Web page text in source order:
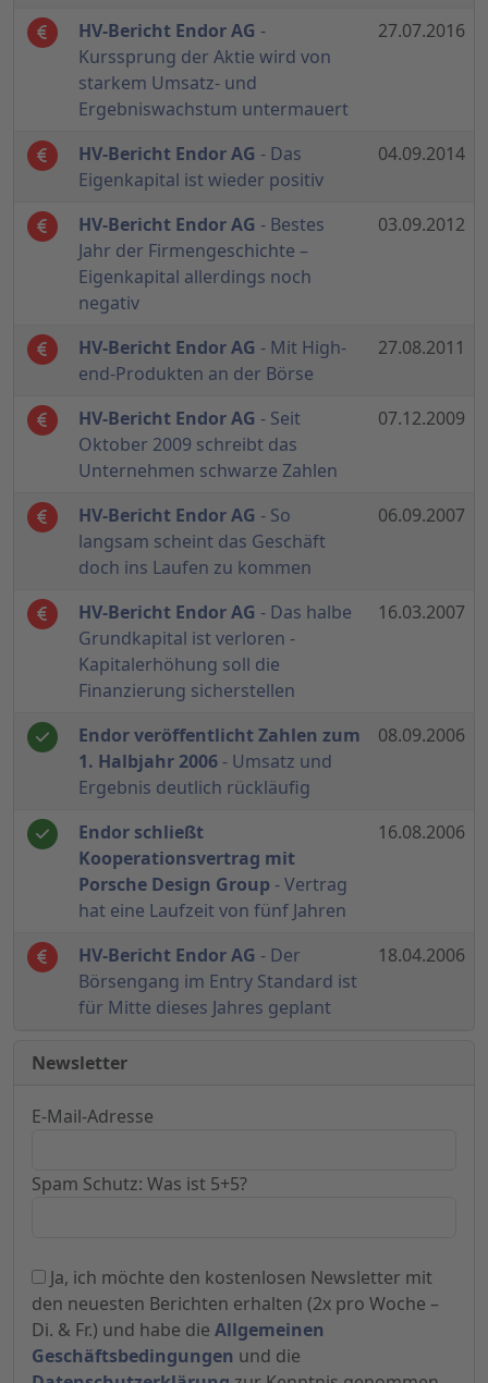
HV-Bericht Endor AG -
Kurssprung der Aktie wird von
starkem Umsatz- und
Ergebniswachstum untermauert
27.07.2016
HV-Bericht Endor AG - Das
Eigenkapital ist wieder positiv
04.09.2014
HV-Bericht Endor AG - Bestes
Jahr der Firmengeschichte –
Eigenkapital allerdings noch
negativ
03.09.2012
HV-Bericht Endor AG - Mit High-
end-Produkten an der Börse
27.08.2011
HV-Bericht Endor AG - Seit
Oktober 2009 schreibt das
Unternehmen schwarze Zahlen
07.12.2009
HV-Bericht Endor AG - So
langsam scheint das Geschäft
doch ins Laufen zu kommen
06.09.2007
HV-Bericht Endor AG - Das halbe
Grundkapital ist verloren -
Kapitalerhöhung soll die
Finanzierung sicherstellen
16.03.2007
Endor veröffentlicht Zahlen zum
1. Halbjahr 2006 - Umsatz und
Ergebnis deutlich rückläufig
08.09.2006
Endor schließt
Kooperationsvertrag mit
Porsche Design Group- Vertrag
hat eine Laufzeit von fünf Jahren
16.08.2006
HV-Bericht Endor AG - Der
Börsengang im Entry Standard ist
für Mitte dieses Jahres geplant
18.04.2006
Newsletter
E-Mail-Adresse
Spam Schutz: Was ist 5+5?
Ja, ich möchte den kostenlosen Newsletter mit
den neuesten Berichten erhalten (2x pro Woche –
Di. & Fr.) und habe die Allgemeinen
Geschäftsbedingungen und die